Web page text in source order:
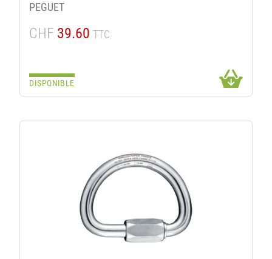
PEGUET
CHF 39.60 TTC
DISPONIBLE